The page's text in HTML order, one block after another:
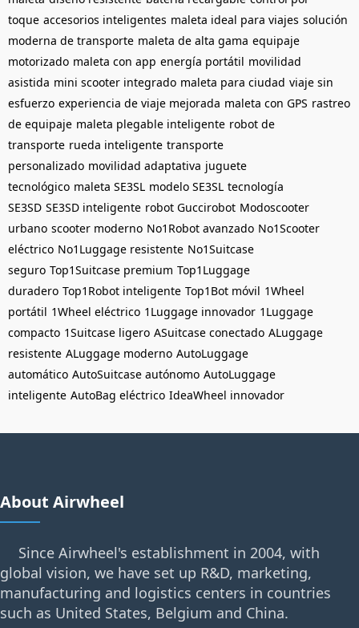
toque accesorios inteligentes maleta ideal para viajes solución
moderna de transporte maleta de alta gama equipaje
motorizado maleta con app energía portátil movilidad
asistida mini scooter integrado maleta para ciudad viaje sin
esfuerzo experiencia de viaje mejorada maleta con GPS rastreo
de equipaje maleta plegable inteligente robot de
transporte rueda inteligente transporte
personalizado movilidad adaptativa juguete
tecnológico maleta SE3SL modelo SE3SL tecnología
SE3SD SE3SD inteligente robot Guccirobot Modoscooter
urbano scooter moderno No1Robot avanzado No1Scooter
eléctrico No1Luggage resistente No1Suitcase
seguro Top1Suitcase premium Top1Luggage
duradero Top1Robot inteligente Top1Bot móvil 1Wheel
portátil 1Wheel eléctrico 1Luggage innovador 1Luggage
compacto 1Suitcase ligero ASuitcase conectado ALuggage
resistente ALuggage moderno AutoLuggage
automático AutoSuitcase autónomo AutoLuggage
inteligente AutoBag eléctrico IdeaWheel innovador
About Airwheel
Since Airwheel's establishment in 2004, with
global vision, we have set up R&D, marketing,
manufacturing and logistics centers in countries
such as United States, Belgium and China.